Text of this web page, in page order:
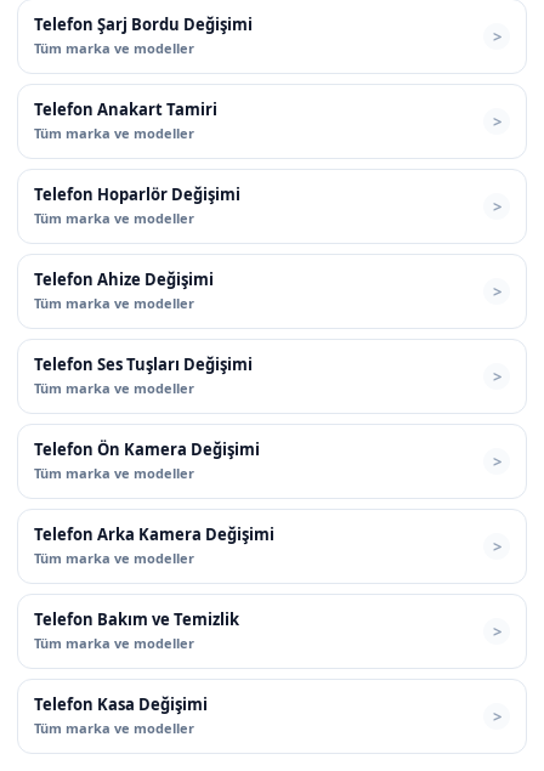
Telefon Şarj Bordu Değişimi
Tüm marka ve modeller
Telefon Anakart Tamiri
Tüm marka ve modeller
Telefon Hoparlör Değişimi
Tüm marka ve modeller
Telefon Ahize Değişimi
Tüm marka ve modeller
Telefon Ses Tuşları Değişimi
Tüm marka ve modeller
Telefon Ön Kamera Değişimi
Tüm marka ve modeller
Telefon Arka Kamera Değişimi
Tüm marka ve modeller
Telefon Bakım ve Temizlik
Tüm marka ve modeller
Telefon Kasa Değişimi
Tüm marka ve modeller